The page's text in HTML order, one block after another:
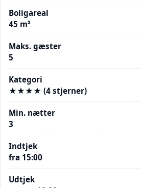
Boligareal
45 m²
Maks. gæster
5
Kategori
★★★★ (4 stjerner)
Min. nætter
3
Indtjek
fra 15:00
Udtjek